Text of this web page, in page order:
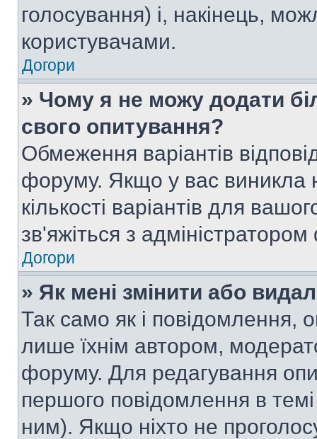
голосування) і, накінець,
користувачами.
Догори
» Чому я не можу додати
свого опитування?
Обмеження варіантів
форуму. Якщо у вас виникла
кількості варіантів для
зв'яжіться з
Догори
» Як мені змінити або
Так само як і повідомлення,
лише їхнім автором,
форуму. Для редагування
першого повідомлення в
ним). Якщо ніхто не